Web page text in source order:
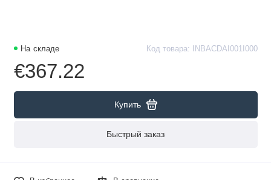
На складе Код товара: INBACDAI001I000
€367.22
Купить
Быстрый заказ